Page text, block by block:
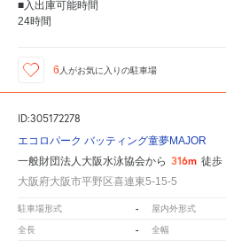
■入出庫可能時間
24時間
6 人がお気に入りの駐車場
ID:305172278
エコロパーク バッティング童夢MAJOR
一般財団法人大阪水泳協会から 316m 徒歩
大阪府大阪市平野区喜連東5-15-5
駐車場形式 - 屋内外形式
全長 - 全幅